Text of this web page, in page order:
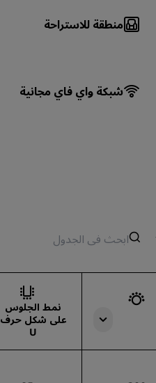
منطقة للاستراحة
شبكة واي فاي مجانية
نمط الجلوس
على شكل حرف
U